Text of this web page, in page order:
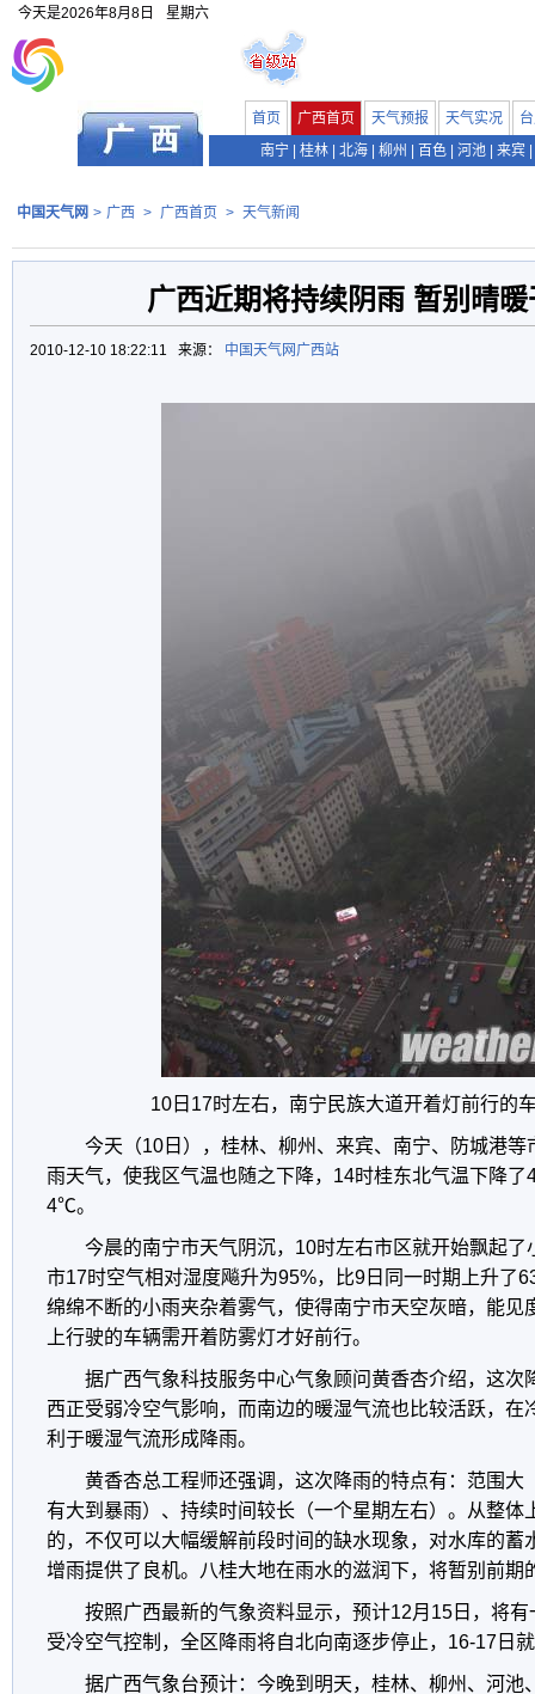
今天是2026年8月8日 星期六
首页 广西首页 天气预报 天气实况
南宁
桂林 北海 柳州 百色 河池 来宾
中国天气网 > 广西 > 广西首页 > 天气新闻
广西近期将持续阴雨 暂别晴
2010-12-10 18:22:11 来源： 中国天气网广西站
10日17时左右，南宁民族大道开着灯前行的
今天（10日），桂林、柳州、来宾、南宁、防城港
雨天气，使我区气温也随之下降，14时桂东北气温下降
4℃。
今晨的南宁市天气阴沉，10时左右市区就开始飘起
市17时空气相对湿度飚升为95%，比9日同一时期上升了
绵绵不断的小雨夹杂着雾气，使得南宁市天空灰暗，能见
上行驶的车辆需开着防雾灯才好前行。
据广西气象科技服务中心气象顾问黄香杏介绍，这次
西正受弱冷空气影响，而南边的暖湿气流也比较活跃，在
利于暖湿气流形成降雨。
黄香杏总工程师还强调，这次降雨的特点有：范围大
有大到暴雨）、持续时间较长（一个星期左右）。从整体
的，不仅可以大幅缓解前段时间的缺水现象，对水库的蓄
增雨提供了良机。八桂大地在雨水的滋润下，将暂别前期
按照广西最新的气象资料显示，预计12月15日，将
受冷空气控制，全区降雨将自北向南逐步停止，16-17日
据广西气象台预计：今晚到明天，桂林、柳州、河池